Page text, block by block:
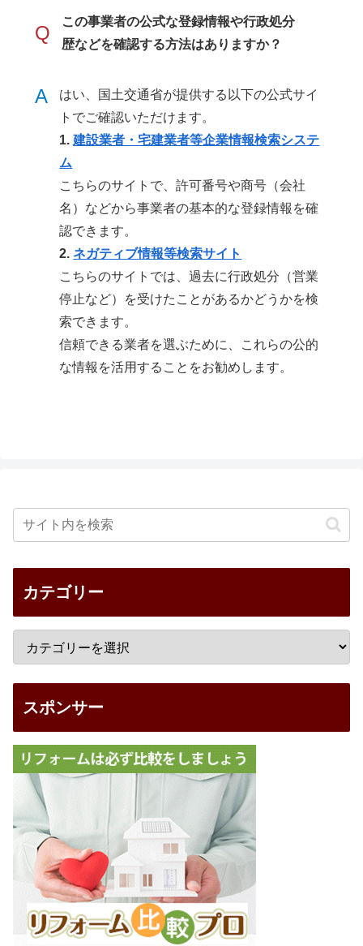
Q
この事業者の公式な登録情報や行政処分
歴などを確認する方法はありますか？
A
はい、国土交通省が提供する以下の公式サイ
トでご確認いただけます。
1.建設業者・宅建業者等企業情報検索システ
ム
こちらのサイトで、許可番号や商号（会社
名）などから事業者の基本的な登録情報を確
認できます。
2.ネガティブ情報等検索サイト
こちらのサイトでは、過去に行政処分（営業
停止など）を受けたことがあるかどうかを検
索できます。
信頼できる業者を選ぶために、これらの公的
な情報を活用することをお勧めします。
カテゴリー
スポンサー